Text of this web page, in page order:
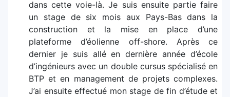
dans cette voie-là. Je suis ensuite partie faire
un stage de six mois aux Pays-Bas dans la
construction et la mise en place d’une
plateforme d’éolienne off-shore. Après ce
dernier je suis allé en dernière année d’école
d’ingénieurs avec un double cursus spécialisé en
BTP et en management de projets complexes.
J’ai ensuite effectué mon stage de fin d’étude et